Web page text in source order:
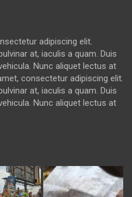
adipiscing elit.
at, iaculis a quam. Duis
Nunc aliquet lectus at
consectetur adipiscing elit.
at, iaculis a quam. Duis
Nunc aliquet lectus at